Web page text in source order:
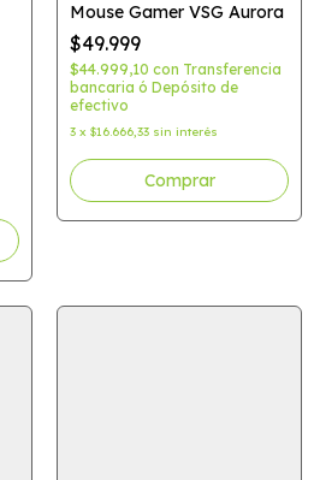
Mouse Gamer VSG Aurora
$49.999
$44.999,10 con Transferencia
bancaria ó Depósito de
efectivo
3 x $16.666,33 sin interés
Comprar